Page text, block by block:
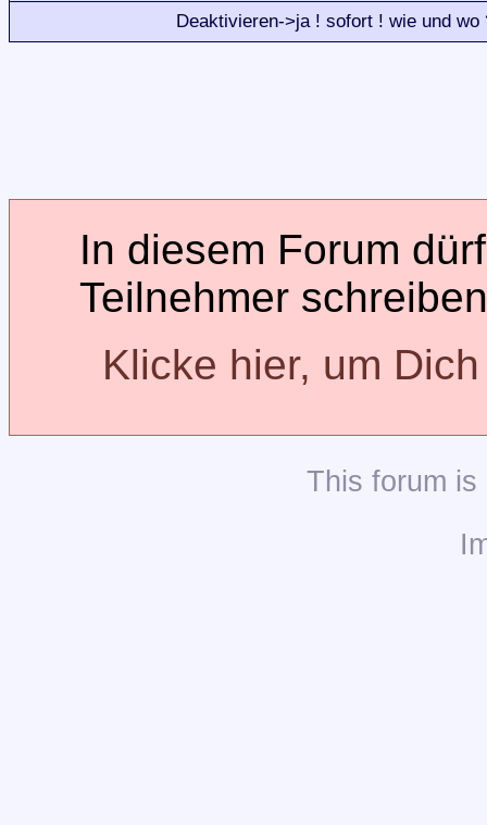
Deaktivieren->ja ! sofort ! wie und wo
In diesem Forum
Teilnehmer
Klicke hier, um
This forum is